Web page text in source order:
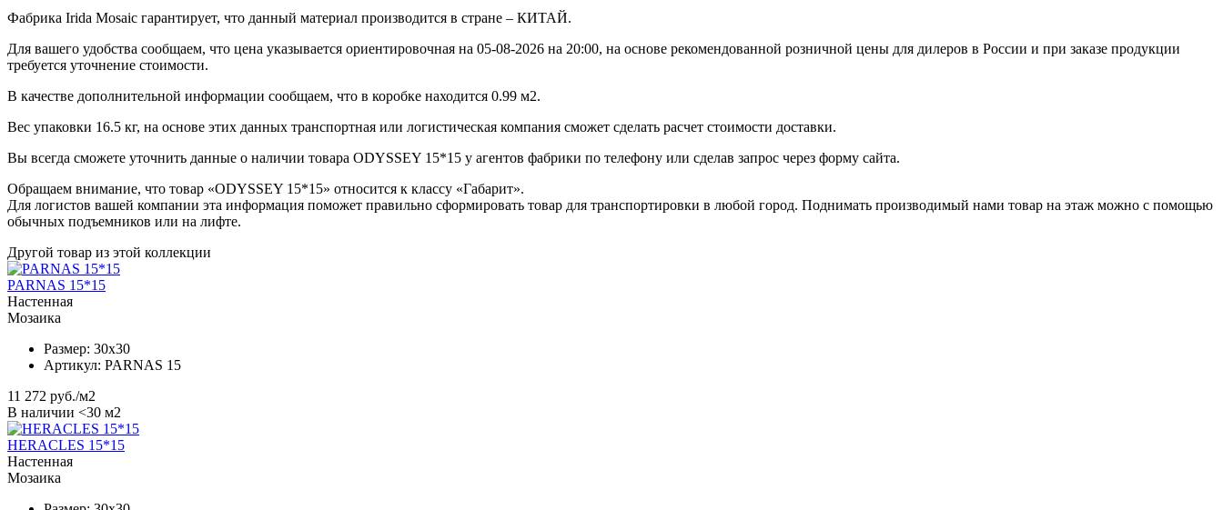
Фабрика Irida Mosaic гарантирует, что данный материал производится в стране – КИТАЙ.
Для вашего удобства сообщаем, что цена указывается ориентировочная на 05-08-2026 на 20:00, на основе рекомендованной розничной цены для дилеров в России и при заказе продукции
требуется уточнение стоимости.
В качестве дополнительной информации сообщаем, что в коробке находится 0.99 м2.
Вес упаковки 16.5 кг, на основе этих данных транспортная или логистическая компания сможет сделать расчет стоимости доставки.
Вы всегда сможете уточнить данные о наличии товара ODYSSEY 15*15 у агентов фабрики по телефону или сделав запрос через форму сайта.
Обращаем внимание, что товар «ODYSSEY 15*15» относится к классу «Габарит».
Для логистов вашей компании эта информация поможет правильно сформировать товар для транспортировки в любой город. Поднимать производимый нами товар на этаж можно с помощью
обычных подъемников или на лифте.
Другой товар из этой коллекции
PARNAS 15*15
Настенная
Мозаика
Размер: 30x30
Артикул: PARNAS 15
11 272 руб./м2
В наличии <30 м2
HERACLES 15*15
Настенная
Мозаика